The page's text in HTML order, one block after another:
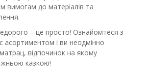
вимогам до матеріалів та
– це просто! Ознайомтеся з
асортиментом і ви неодмінно
відпочинок на якому
казкою!